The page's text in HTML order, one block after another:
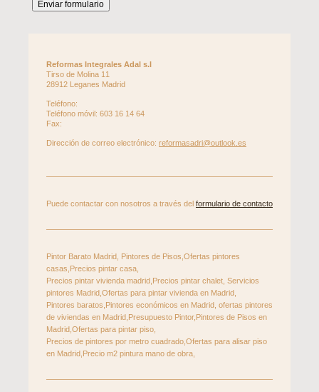
Reformas Integrales Adal s.l
Tirso de Molina 11
28912 Leganes Madrid
Teléfono:
Teléfono móvil: 603 16 14 64
Fax:
Dirección de correo electrónico: reformasadri@outlook.es
Puede contactar con nosotros a través del formulario de contacto
Pintor Barato Madrid, Pintores de Pisos,Ofertas pintores
casas,Precios pintar casa,
Precios pintar vivienda madrid,Precios pintar chalet, Servicios
pintores Madrid,Ofertas para pintar vivienda en Madrid,
Pintores baratos,Pintores económicos en Madrid, ofertas pintores
de viviendas en Madrid,Presupuesto Pintor,Pintores de Pisos en
Madrid,Ofertas para pintar piso,
Precios de pintores por metro cuadrado,Ofertas para alisar piso
en Madrid,Precio m2 pintura mano de obra,